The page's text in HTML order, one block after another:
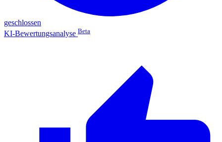
geschlossen
KI-Bewertungsanalyse Beta